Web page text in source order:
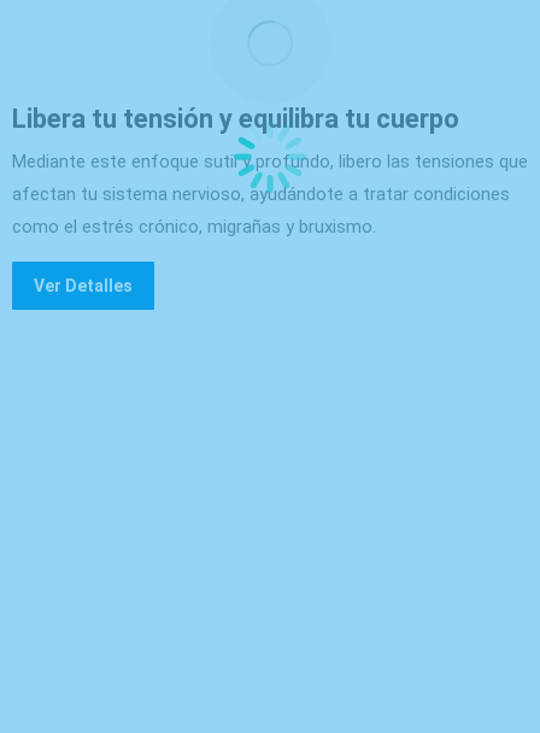
Libera tu tensión y equilibra tu cuerpo
Mediante este enfoque sutil y profundo, libero las tensiones que
afectan tu sistema nervioso, ayudándote a tratar condiciones
como el estrés crónico, migrañas y bruxismo.
Ver Detalles